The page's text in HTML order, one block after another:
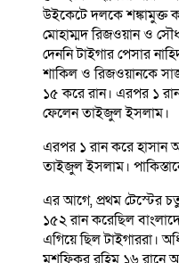
উইকেটে দলকে শঙ্কামুক্ত
মোহাম্মদ রিজওয়ান ও
দেননি টাইগার পেসার
শাকিল ও রিজওয়ানকে
১৫ করে রান। এরপর ১
ফেলেন তাইজুল ইসলাম।
এরপর ১ রান করে হাসান
তাইজুল ইসলাম।
এর আগে, প্রথম টেস্টের
১৫২ রান করেছিল
এগিয়ে ছিল টাইগাররা।